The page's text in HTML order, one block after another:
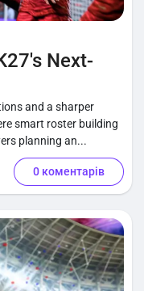
Next-
and a sharper
smart roster building
planning an...
0 коментарів